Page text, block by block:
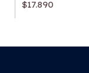
$17.890